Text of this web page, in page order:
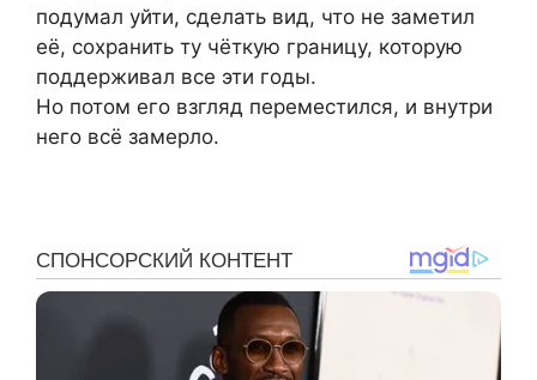
подумал уйти, сделать вид, что не заметил
её, сохранить ту чёткую границу, которую
поддерживал все эти годы.
Но потом его взгляд переместился, и внутри
него всё замерло.